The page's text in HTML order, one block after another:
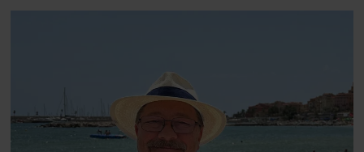
arv, angst, familieliv, frygten for
at miste stemmen og den
livsglæde, han nægter at give slip
på.